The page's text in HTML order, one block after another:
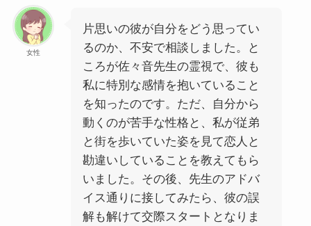
女性
片思いの彼が自分をどう思ってい
るのか、不安で相談しました。と
ころが佐々音先生の霊視で、彼も
私に特別な感情を抱いていること
を知ったのです。ただ、自分から
動くのが苦手な性格と、私が従弟
と街を歩いていた姿を見て恋人と
勘違いしていることを教えてもら
いました。その後、先生のアドバ
イス通りに接してみたら、彼の誤
解も解けて交際スタートとなりま